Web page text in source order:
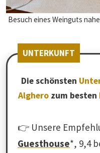
Besuch eines Weinguts
UNTERKUNFT
Die schönsten
Alghero zum besten
👉 Unsere
Guesthouse*, 9,4